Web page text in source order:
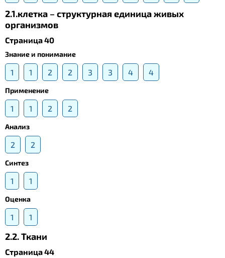
2.1.клетка – структурная единица живых
организмов
Страница 40
Знание и понимание
1 1 2 2 3 3 4 4
Применение
1 1 2 2
Анализ
2 2
Синтез
1 1
Оценка
1 1
2.2. Ткани
Страница 44